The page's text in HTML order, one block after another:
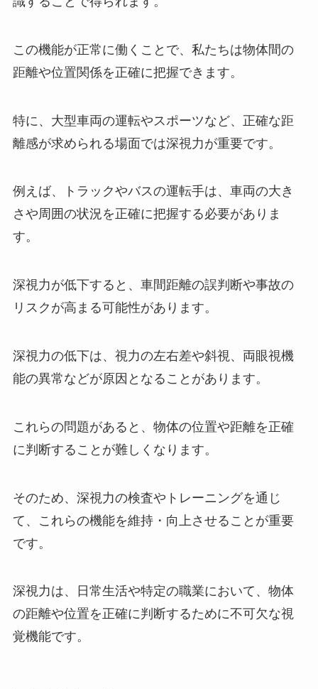
この機能が正常に働くことで、私たちは物体間の
距離や位置関係を正確に把握できます。
特に、大型車両の運転やスポーツなど、正確な距
離感が求められる場面では深視力が重要です。
例えば、トラックやバスの運転手は、車両の大き
さや周囲の状況を正確に把握する必要がありま
す。
深視力が低下すると、車間距離の誤判断や事故の
リスクが高まる可能性があります。
深視力の低下は、視力の左右差や斜視、両眼視機
能の異常などが原因となることがあります。
これらの問題があると、物体の位置や距離を正確
に判断することが難しくなります。
そのため、深視力の検査やトレーニングを通じ
て、これらの機能を維持・向上させることが重要
です。
深視力は、日常生活や特定の職業において、物体
の距離や位置を正確に判断するために不可欠な視
覚機能です。